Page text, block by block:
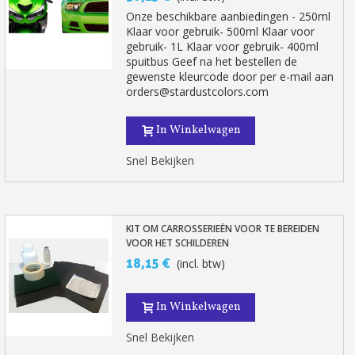
Onze beschikbare aanbiedingen - 250ml
Klaar voor gebruik- 500ml Klaar voor
gebruik- 1L Klaar voor gebruik- 400ml
spuitbus Geef na het bestellen de
gewenste kleurcode door per e-mail aan
orders@stardustcolors.com
In Winkelwagen
Snel Bekijken
KIT OM CARROSSERIEËN VOOR TE BEREIDEN
VOOR HET SCHILDEREN
18,15 € (incl. btw)
In Winkelwagen
Snel Bekijken